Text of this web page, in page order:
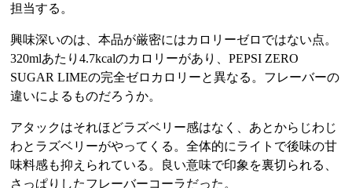
担当する。
興味深いのは、本品が厳密にはカロリーゼロではない点。
320mlあたり4.7kcalのカロリーがあり、PEPSI ZERO
SUGAR LIMEの完全ゼロカロリーと異なる。フレーバーの
違いによるものだろうか。
アタックはそれほどラズベリー感はなく、あとからじわじ
わとラズベリーがやってくる。全体的にライトで後味の甘
味料感も抑えられている。良い意味で印象を裏切られる、
さっぱりしたフレーバーコーラだった。